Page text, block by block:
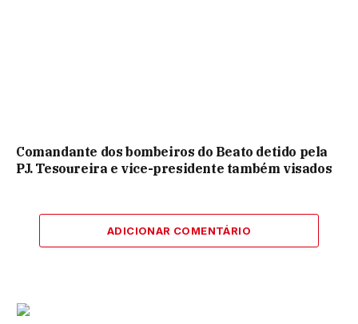
Comandante dos bombeiros do Beato detido pela
PJ. Tesoureira e vice-presidente também visados
ADICIONAR COMENTÁRIO